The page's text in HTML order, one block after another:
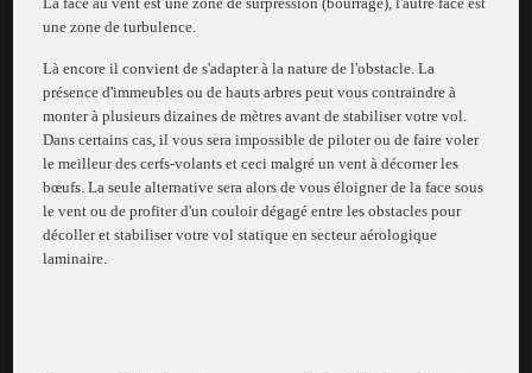
une zone de turbulence.
Là encore il convient de s'adapter à la nature de l'obstacle. La
présence d'immeubles ou de hauts arbres peut vous contraindre à
monter à plusieurs dizaines de mètres avant de stabiliser votre vol.
Dans certains cas, il vous sera impossible de piloter ou de faire voler
le meilleur des cerfs-volants et ceci malgré un vent à décorner les
bœufs. La seule alternative sera alors de vous éloigner de la face sous
le vent ou de profiter d'un couloir dégagé entre les obstacles pour
décoller et stabiliser votre vol statique en secteur aérologique
laminaire.